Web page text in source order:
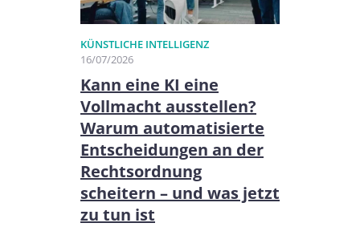
KÜNSTLICHE INTELLIGENZ
16/07/2026
Kann eine KI eine
Vollmacht ausstellen?
Warum automatisierte
Entscheidungen an der
Rechtsordnung
scheitern – und was jetzt
zu tun ist